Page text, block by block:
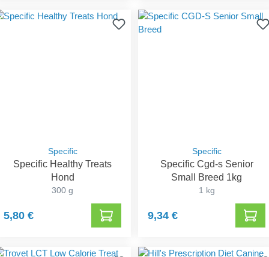
Specific
Specific Healthy Treats
Hond
300 g
5,80 €
Specific
Specific Cgd-s Senior
Small Breed 1kg
1 kg
9,34 €